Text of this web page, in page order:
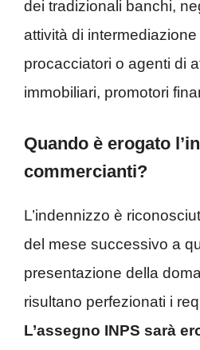
dei tradizionali banchi,
attività di
procacciatori o agenti di
immobiliari, promotori
Quando è erogato
commercianti?
L’indennizzo è
del mese successivo a
presentazione della
risultano perfezionati i
L’assegno INPS sarà